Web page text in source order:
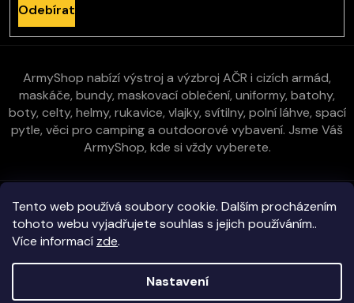
Tento web používá soubory cookie. Dalším procházením
tohoto webu vyjadřujete souhlas s jejich používáním..
Více informací zde.
Nastavení
Odebírat
ArmyShop nabízí výstroj a výzbroj AČR i cizích armád,
maskáče, bundy, maskovací oblečení, uniformy, batohy,
boty, celty, helmy, rukavice, vlajky, svítilny, polní láhve, spací
pytle, věci pro camping a outdoorové vybavení. Jsme Váš
ArmyShop, kde si vždy vyberete.
Zákaznická péče
Vše o nákupu